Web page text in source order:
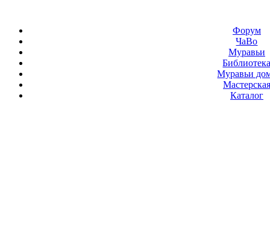
Форум
ЧаВо
Муравьи
Муравьи
Мастерская
Каталог